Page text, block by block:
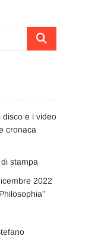
Cerca
disco e i video
cronaca
stampa
2022